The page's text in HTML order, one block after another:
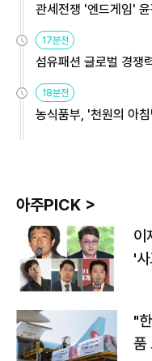
관세전쟁 '엔드게임'
17분전
섬유패션 글로벌 경쟁
18분전
농식품부, '천원의 아
아주PICK >
이
'
"
품